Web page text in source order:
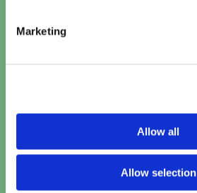
Marketing
Allow all
Allow selection